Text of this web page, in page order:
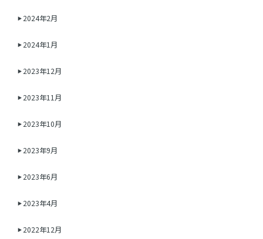
2024年2月
2024年1月
2023年12月
2023年11月
2023年10月
2023年9月
2023年6月
2023年4月
2022年12月